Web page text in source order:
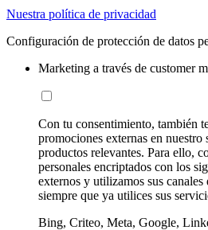
Nuestra política de privacidad
Configuración de protección de datos
Marketing a través de customer
Con tu consentimiento, también
promociones externas en
productos relevantes. Para ello,
personales encriptados con los
externos y utilizamos sus
siempre que ya utilices sus
Bing, Criteo, Meta, Google,